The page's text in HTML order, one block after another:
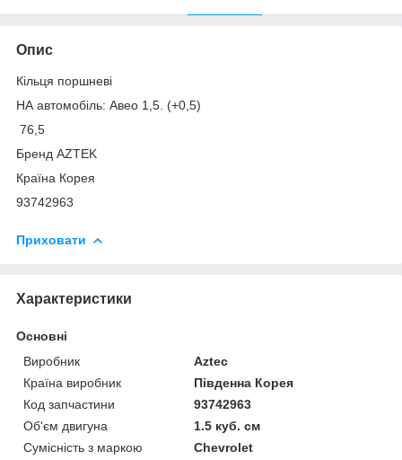
Опис
Кільця поршневі
НА автомобіль: Авео 1,5. (+0,5)
76,5
Бренд AZTEK
Країна Корея
93742963
Приховати
Характеристики
Основні
Виробник
Aztec
Країна виробник
Південна Корея
Код запчастини
93742963
Об'єм двигуна
1.5 куб. см
Сумісність з маркою
Chevrolet